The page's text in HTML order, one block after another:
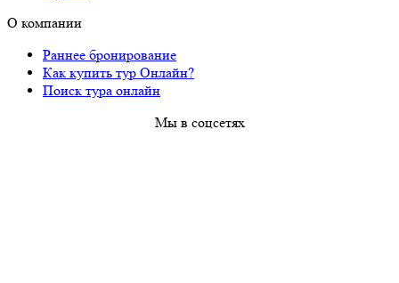
О компании
Раннее бронирование
Как купить тур Онлайн?
Поиск тура онлайн
Мы в соцсетях